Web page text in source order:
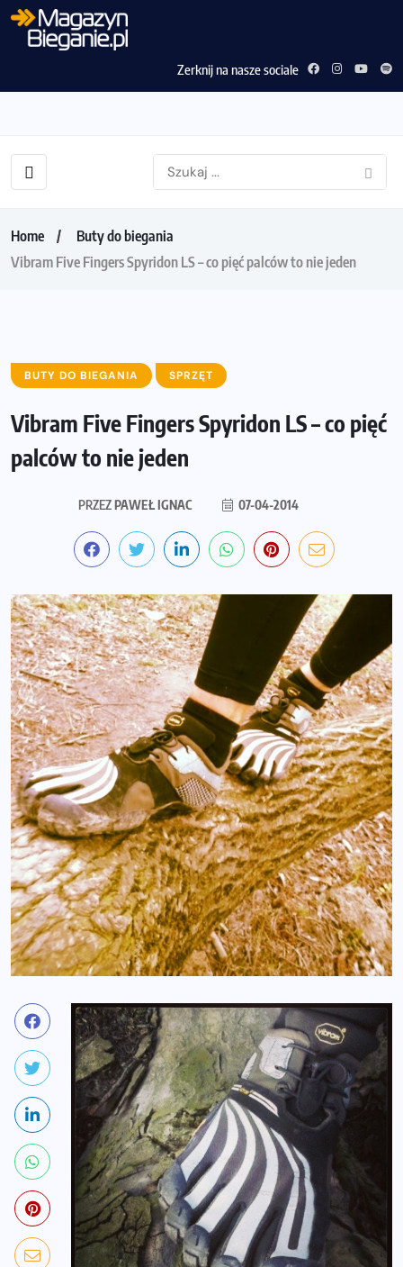
Zerknij na nasze sociale
Home
Buty do biegania
Vibram Five Fingers Spyridon LS – co pięć palców to nie jeden
BUTY DO BIEGANIA SPRZĘT
Vibram Five Fingers Spyridon LS – co pięć
palców to nie jeden
PRZEZPAWEŁ IGNAC 07-04-2014